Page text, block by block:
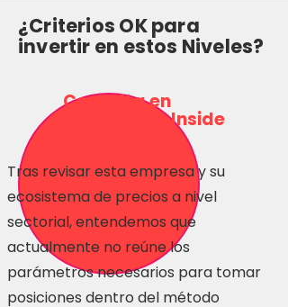
¿Criterios OK para
invertir en estos Niveles?
Consulta en
Inversionas Inside
Tras revisar esta empresa y su
ecosistema de precios a nivel
sectorial, entendemos que
actualmente no reúne los
parámetros necesarios para tomar
posiciones dentro del método